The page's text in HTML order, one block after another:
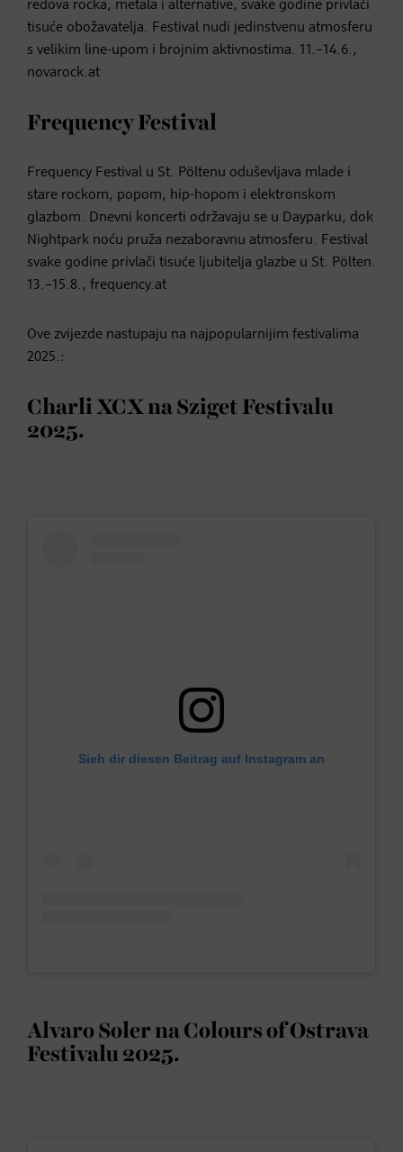
redova rocka, metala i alternative, svake godine privlači
tisuće obožavatelja. Festival nudi jedinstvenu atmosferu
s velikim line-upom i brojnim aktivnostima. 11.–14.6.,
novarock.at
Frequency Festival
Frequency Festival u St. Pöltenu oduševljava mlade i
stare rockom, popom, hip-hopom i elektronskom
glazbom. Dnevni koncerti održavaju se u Dayparku, dok
Nightpark noću pruža nezaboravnu atmosferu. Festival
svake godine privlači tisuće ljubitelja glazbe u St. Pölten.
13.–15.8., frequency.at
Ove zvijezde nastupaju na najpopularnijim festivalima
2025.:
Charli XCX na Sziget Festivalu
2025.
Sieh dir diesen Beitrag auf Instagram an
Alvaro Soler na Colours of Ostrava
Festivalu 2025.